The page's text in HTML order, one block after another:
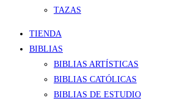
TAZAS
TIENDA
BIBLIAS
BIBLIAS ARTÍSTICAS
BIBLIAS CATÓLICAS
BIBLIAS DE ESTUDIO